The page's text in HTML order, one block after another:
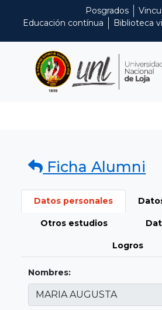
Posgrados
Educación contínua
Biblioteca
Ficha Alumni
Datos personales
Otros estudios
Logros
Nombres: